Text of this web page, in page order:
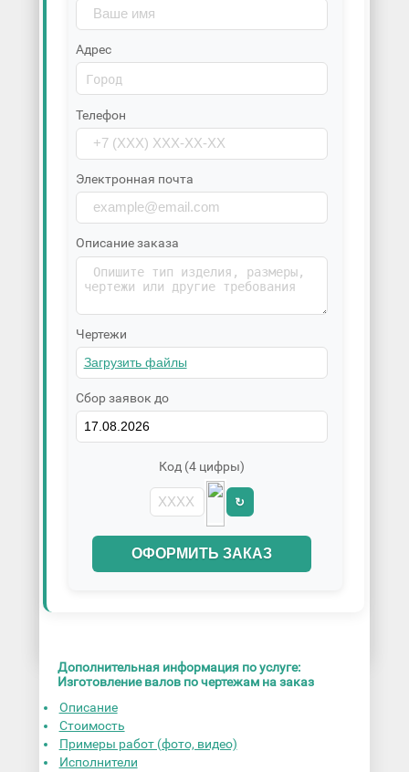
Адрес
Телефон
Электронная почта
Описание заказа
Чертежи
Сбор заявок до
Код (4 цифры)
↻
ОФОРМИТЬ ЗАКАЗ
Дополнительная информация по услуге:
Изготовление валов по чертежам на заказ
Описание
Стоимость
Примеры работ (фото, видео)
Исполнители